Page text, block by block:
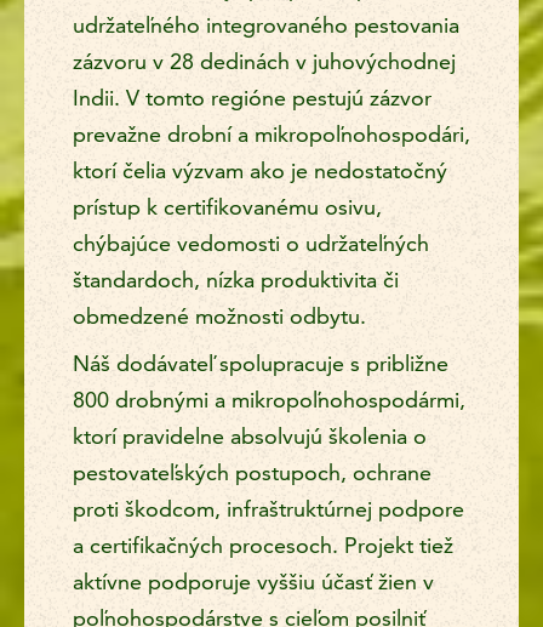
udržateľného integrovaného pestovania
zázvoru v 28 dedinách v juhovýchodnej
Indii. V tomto regióne pestujú zázvor
prevažne drobní a mikropoľnohospodári,
ktorí čelia výzvam ako je nedostatočný
prístup k certifikovanému osivu,
chýbajúce vedomosti o udržateľných
štandardoch, nízka produktivita či
obmedzené možnosti odbytu.
Náš dodávateľ spolupracuje s približne
800 drobnými a mikropoľnohospodármi,
ktorí pravidelne absolvujú školenia o
pestovateľských postupoch, ochrane
proti škodcom, infraštruktúrnej podpore
a certifikačných procesoch. Projekt tiež
aktívne podporuje vyššiu účasť žien v
poľnohospodárstve s cieľom posilniť